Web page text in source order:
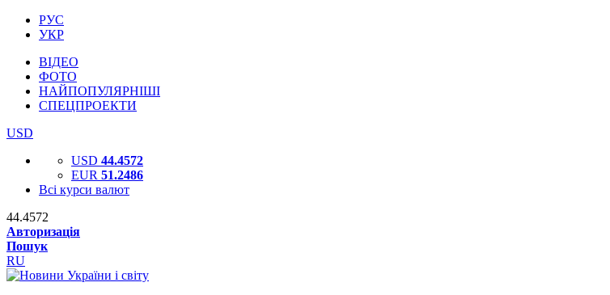
РУС
УКР
ВІДЕО
ФОТО
НАЙПОПУЛЯРНІШІ
СПЕЦПРОЕКТИ
USD
USD 44.4572
EUR 51.2486
Всі курси валют
44.4572
Авторизація
Пошук
RU